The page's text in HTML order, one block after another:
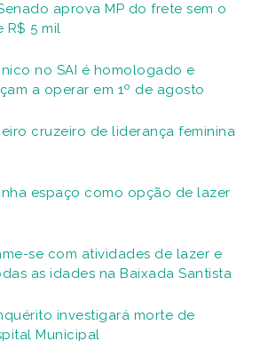
aprova MP do frete sem o
R$ 5 mil
no SAI é homologado e
a operar em 1º de agosto
cruzeiro de liderança feminina
espaço como opção de lazer
se com atividades de lazer e
as idades na Baixada Santista
investigará morte de
Municipal